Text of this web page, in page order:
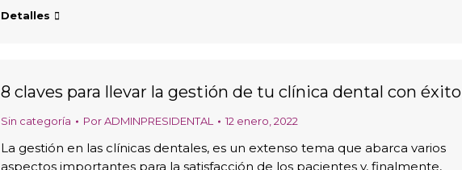
Detalles
8 claves para llevar la gestión de tu clínica dental con éxito
Sin categoría PorADMINPRESIDENTAL 12 enero, 2022
La gestión en las clínicas dentales, es un extenso tema que abarca varios
aspectos importantes para la satisfacción de los pacientes y, finalmente,